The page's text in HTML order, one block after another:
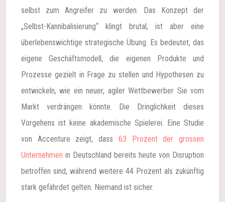
selbst zum Angreifer zu werden. Das Konzept der
„Selbst-Kannibalisierung“ klingt brutal, ist aber eine
überlebenswichtige strategische Übung. Es bedeutet, das
eigene Geschäftsmodell, die eigenen Produkte und
Prozesse gezielt in Frage zu stellen und Hypothesen zu
entwickeln, wie ein neuer, agiler Wettbewerber Sie vom
Markt verdrängen könnte. Die Dringlichkeit dieses
Vorgehens ist keine akademische Spielerei. Eine Studie
von Accenture zeigt, dass 63 Prozent der grossen
Unternehmen in Deutschland bereits heute von Disruption
betroffen sind, während weitere 44 Prozent als zukünftig
stark gefährdet gelten. Niemand ist sicher.